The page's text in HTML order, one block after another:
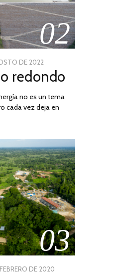
02
DE 2022
DE
DE
2022
redondo
no es un tema
cada vez deja en
03
DE 2020